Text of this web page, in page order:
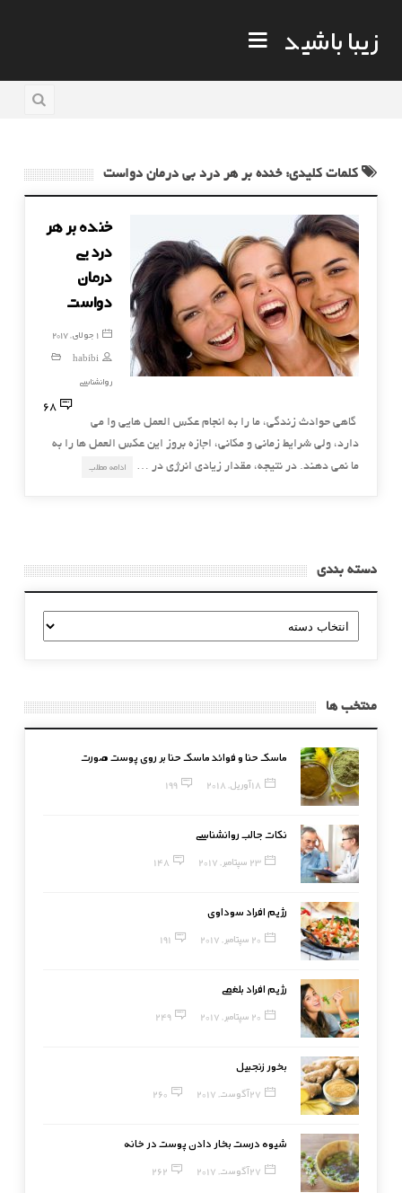
زیبا باشید
کلمات کلیدی: خنده بر هر درد بی درمان دواست
خنده بر هر
درد بی
درمان
دواست
1 جولای, 2017
habibi
روانشناسی
68
گاهي حوادث زندگي، ما را به انجام عکس ‌العمل هايي وا مي
‌دارد، ولي شرايط زماني و مکاني، اجازه بروز اين عکس ‌العمل‌ ها را به
ما نمي ‌دهند. در نتيجه، مقدار زيادي انرژي در …
ادامه مطلب
دسته بندی
دسته
بندی
منتخب ها
ماسک حنا و فوائد ماسک حنا بر روی پوست صورت
18 آوریل, 2018 199
نکات جالب روانشناسی
23 سپتامبر, 2017 148
رژیم افراد سوداوی
20 سپتامبر, 2017 191
رژیم افراد بلغمی
20 سپتامبر, 2017 249
بخور زنجبیل
27 آگوست, 2017 260
شیوه درست بخار دادن پوست در خانه
27 آگوست, 2017 262